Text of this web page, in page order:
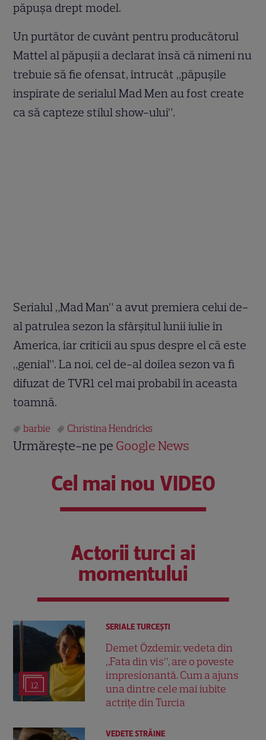
păpuşa drept model.
Un purtător de cuvânt pentru producătorul
Mattel al păpuşii a declarat însă că nimeni nu
trebuie să fie ofensat, întrucât „păpuşile
inspirate de serialul Mad Men au fost create
ca să capteze stilul show-ului”.
Serialul „Mad Man” a avut premiera celui de-
al patrulea sezon la sfârşitul lunii iulie în
America, iar criticii au spus despre el că este
„genial”. La noi, cel de-al doilea sezon va fi
difuzat de TVR1 cel mai probabil în aceasta
toamnă.
barbie Christina Hendricks
Urmărește-ne pe Google News
Cel mai nou VIDEO
Actorii turci ai
momentului
12
SERIALE TURCEŞTI
Demet Özdemir, vedeta din
„Fata din vis”, are o poveste
impresionantă. Cum a ajuns
una dintre cele mai iubite
actrițe din Turcia
VEDETE STRĂINE